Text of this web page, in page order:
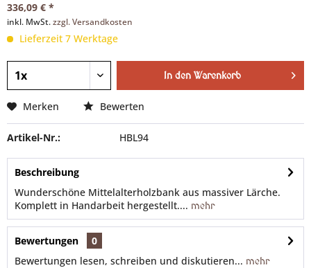
336,09 € *
inkl. MwSt.zzgl. Versandkosten
Lieferzeit 7 Werktage
In den Warenkorb
Merken Bewerten
Artikel-Nr.: HBL94
Beschreibung
Wunderschöne Mittelalterholzbank aus massiver Lärche.
Komplett in Handarbeit hergestellt.... mehr
Bewertungen
0
Bewertungen lesen, schreiben und diskutieren... mehr